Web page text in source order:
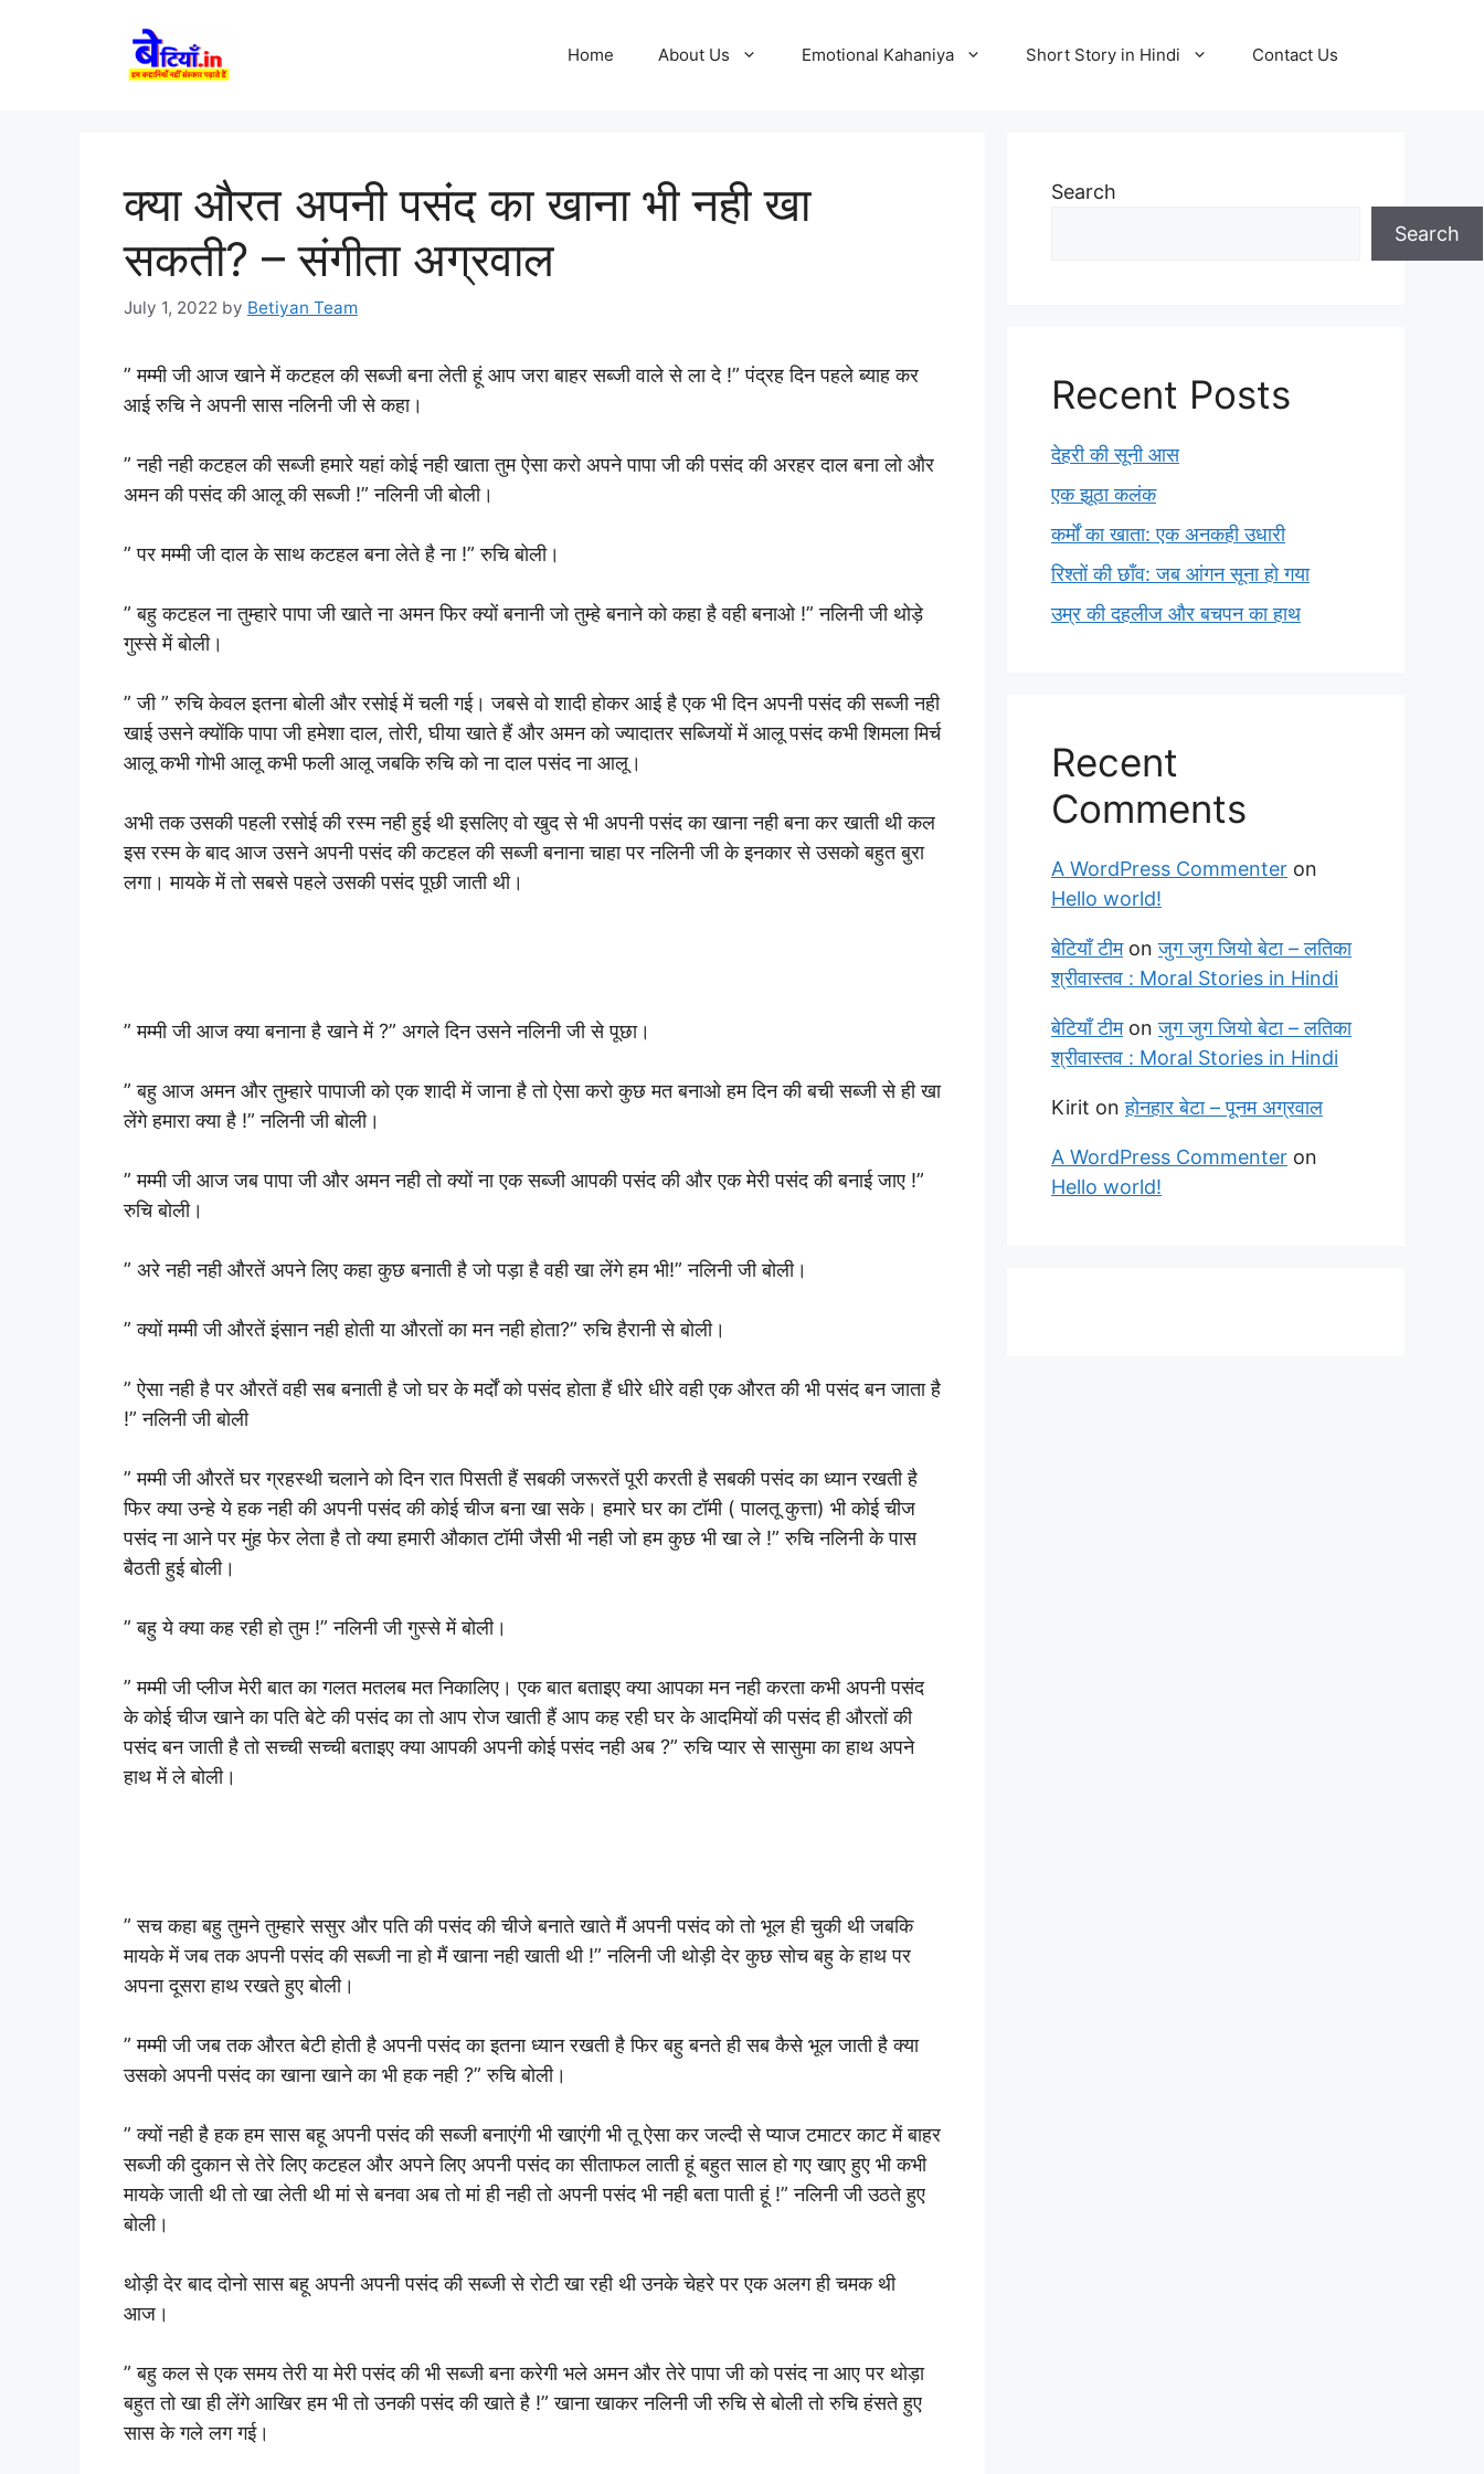
Home About Us Emotional Kahaniya Short Story in Hindi Contact Us
क्या औरत अपनी पसंद का खाना भी नही खा
सकती? – संगीता अग्रवाल
July 1, 2022 by Betiyan Team
” मम्मी जी आज खाने में कटहल की सब्जी बना लेती हूं आप जरा बाहर सब्जी वाले से ला दे !” पंद्रह दिन पहले ब्याह कर
आई रुचि ने अपनी सास नलिनी जी से कहा।
” नही नही कटहल की सब्जी हमारे यहां कोई नही खाता तुम ऐसा करो अपने पापा जी की पसंद की अरहर दाल बना लो और
अमन की पसंद की आलू की सब्जी !” नलिनी जी बोली।
” पर मम्मी जी दाल के साथ कटहल बना लेते है ना !” रुचि बोली।
” बहु कटहल ना तुम्हारे पापा जी खाते ना अमन फिर क्यों बनानी जो तुम्हे बनाने को कहा है वही बनाओ !” नलिनी जी थोड़े
गुस्से में बोली।
” जी ” रुचि केवल इतना बोली और रसोई में चली गई। जबसे वो शादी होकर आई है एक भी दिन अपनी पसंद की सब्जी नही
खाई उसने क्योंकि पापा जी हमेशा दाल, तोरी, घीया खाते हैं और अमन को ज्यादातर सब्जियों में आलू पसंद कभी शिमला मिर्च
आलू कभी गोभी आलू कभी फली आलू जबकि रुचि को ना दाल पसंद ना आलू।
अभी तक उसकी पहली रसोई की रस्म नही हुई थी इसलिए वो खुद से भी अपनी पसंद का खाना नही बना कर खाती थी कल
इस रस्म के बाद आज उसने अपनी पसंद की कटहल की सब्जी बनाना चाहा पर नलिनी जी के इनकार से उसको बहुत बुरा
लगा। मायके में तो सबसे पहले उसकी पसंद पूछी जाती थी।
” मम्मी जी आज क्या बनाना है खाने में ?” अगले दिन उसने नलिनी जी से पूछा।
” बहु आज अमन और तुम्हारे पापाजी को एक शादी में जाना है तो ऐसा करो कुछ मत बनाओ हम दिन की बची सब्जी से ही खा
लेंगे हमारा क्या है !” नलिनी जी बोली।
” मम्मी जी आज जब पापा जी और अमन नही तो क्यों ना एक सब्जी आपकी पसंद की और एक मेरी पसंद की बनाई जाए !”
रुचि बोली।
” अरे नही नही औरतें अपने लिए कहा कुछ बनाती है जो पड़ा है वही खा लेंगे हम भी!” नलिनी जी बोली।
” क्यों मम्मी जी औरतें इंसान नही होती या औरतों का मन नही होता?” रुचि हैरानी से बोली।
” ऐसा नही है पर औरतें वही सब बनाती है जो घर के मर्दों को पसंद होता हैं धीरे धीरे वही एक औरत की भी पसंद बन जाता है
!” नलिनी जी बोली
” मम्मी जी औरतें घर ग्रहस्थी चलाने को दिन रात पिसती हैं सबकी जरूरतें पूरी करती है सबकी पसंद का ध्यान रखती है
फिर क्या उन्हे ये हक नही की अपनी पसंद की कोई चीज बना खा सके। हमारे घर का टॉमी ( पालतू कुत्ता) भी कोई चीज
पसंद ना आने पर मुंह फेर लेता है तो क्या हमारी औकात टॉमी जैसी भी नही जो हम कुछ भी खा ले !” रुचि नलिनी के पास
बैठती हुई बोली।
” बहु ये क्या कह रही हो तुम !” नलिनी जी गुस्से में बोली।
” मम्मी जी प्लीज मेरी बात का गलत मतलब मत निकालिए। एक बात बताइए क्या आपका मन नही करता कभी अपनी पसंद
के कोई चीज खाने का पति बेटे की पसंद का तो आप रोज खाती हैं आप कह रही घर के आदमियों की पसंद ही औरतों की
पसंद बन जाती है तो सच्ची सच्ची बताइए क्या आपकी अपनी कोई पसंद नही अब ?” रुचि प्यार से सासुमा का हाथ अपने
हाथ में ले बोली।
” सच कहा बहु तुमने तुम्हारे ससुर और पति की पसंद की चीजे बनाते खाते मैं अपनी पसंद को तो भूल ही चुकी थी जबकि
मायके में जब तक अपनी पसंद की सब्जी ना हो मैं खाना नही खाती थी !” नलिनी जी थोड़ी देर कुछ सोच बहु के हाथ पर
अपना दूसरा हाथ रखते हुए बोली।
” मम्मी जी जब तक औरत बेटी होती है अपनी पसंद का इतना ध्यान रखती है फिर बहु बनते ही सब कैसे भूल जाती है क्या
उसको अपनी पसंद का खाना खाने का भी हक नही ?” रुचि बोली।
” क्यों नही है हक हम सास बहू अपनी पसंद की सब्जी बनाएंगी भी खाएंगी भी तू ऐसा कर जल्दी से प्याज टमाटर काट में बाहर
सब्जी की दुकान से तेरे लिए कटहल और अपने लिए अपनी पसंद का सीताफल लाती हूं बहुत साल हो गए खाए हुए भी कभी
मायके जाती थी तो खा लेती थी मां से बनवा अब तो मां ही नही तो अपनी पसंद भी नही बता पाती हूं !” नलिनी जी उठते हुए
बोली।
थोड़ी देर बाद दोनो सास बहू अपनी अपनी पसंद की सब्जी से रोटी खा रही थी उनके चेहरे पर एक अलग ही चमक थी
आज।
” बहु कल से एक समय तेरी या मेरी पसंद की भी सब्जी बना करेगी भले अमन और तेरे पापा जी को पसंद ना आए पर थोड़ा
बहुत तो खा ही लेंगे आखिर हम भी तो उनकी पसंद की खाते है !” खाना खाकर नलिनी जी रुचि से बोली तो रुचि हंसते हुए
सास के गले लग गई।
Search
Search
Recent Posts
देहरी की सूनी आस
एक झूठा कलंक
कर्मों का खाता: एक अनकही उधारी
रिश्तों की छाँव: जब आंगन सूना हो गया
उम्र की दहलीज और बचपन का हाथ
Recent
Comments
A WordPress Commenter on
Hello world!
बेटियाँ टीमonजुग जुग जियो बेटा – लतिका
श्रीवास्तव : Moral Stories in Hindi
बेटियाँ टीमonजुग जुग जियो बेटा – लतिका
श्रीवास्तव : Moral Stories in Hindi
Kirit onहोनहार बेटा – पूनम अग्रवाल
A WordPress Commenter on
Hello world!